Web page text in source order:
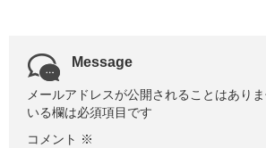
Message
メールアドレスが公開されることはありま
いる欄は必須項目です
コメント ※